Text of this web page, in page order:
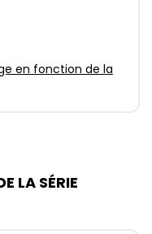
en fonction de la
LA SÉRIE